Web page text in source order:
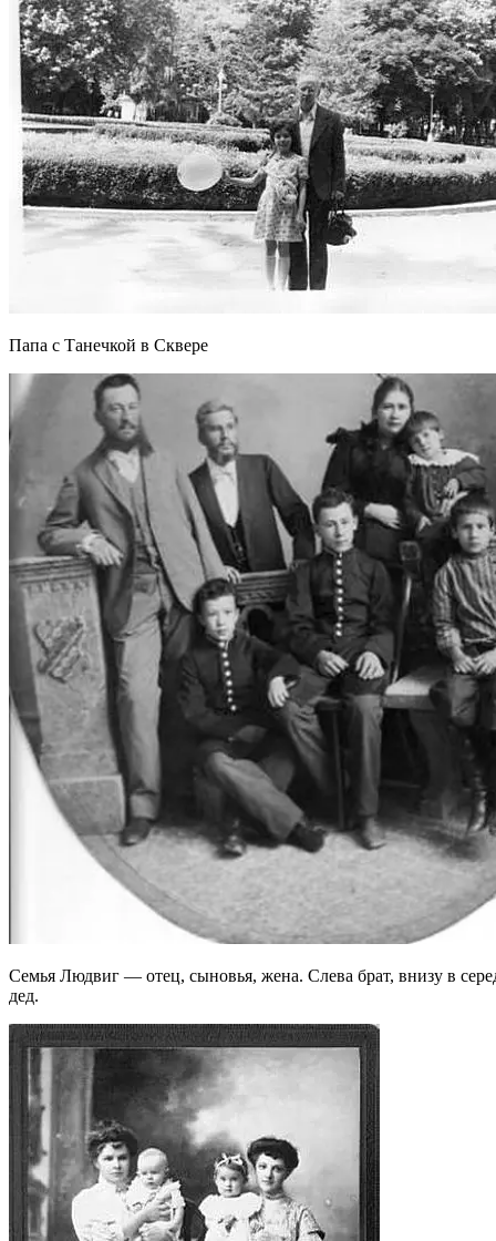
Папа с Танечкой в Сквере
Семья Людвиг — отец, сыновья, жена. Слева брат, внизу в
дед.